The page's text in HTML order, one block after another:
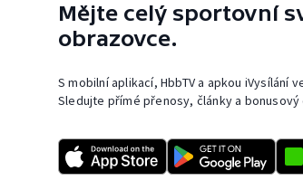
Mějte celý sportovní
obrazovce.
S mobilní aplikací, HbbTV a apkou
Sledujte přímé přenosy, články a